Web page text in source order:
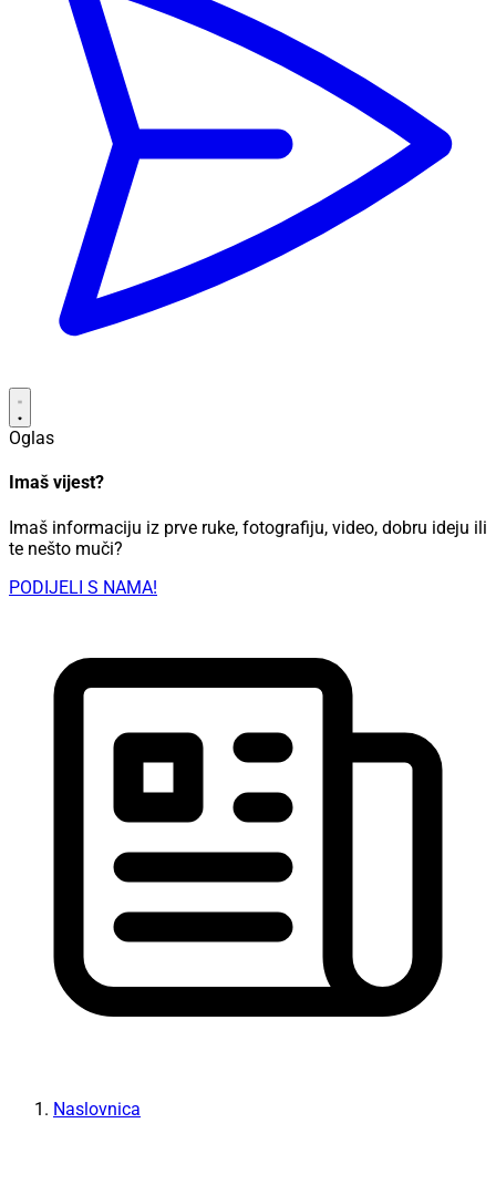
Oglas
Imaš vijest?
Imaš informaciju iz prve ruke, fotografiju, video, dobru ideju ili
te nešto muči?
PODIJELI S NAMA!
Naslovnica